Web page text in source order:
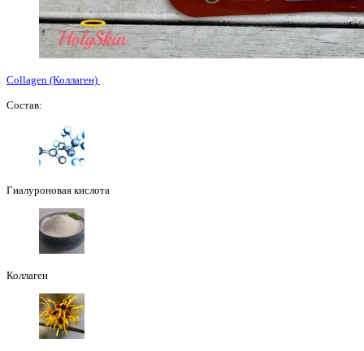
Collagen (Коллаген)
Состав:
Гиалуроновая кислота
Коллаген